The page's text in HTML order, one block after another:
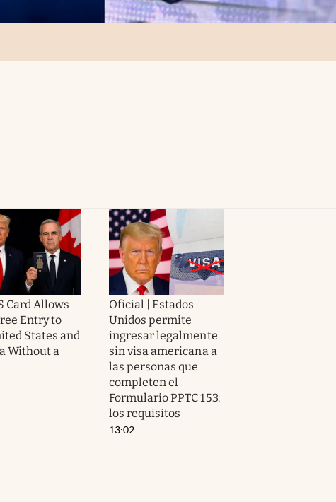
Card Allows
Entry to
States and
Without a
Oficial | Estados
Unidos permite
ingresar legalmente
sin visa americana a
las personas que
completen el
Formulario PPTC 153:
los requisitos
13:02